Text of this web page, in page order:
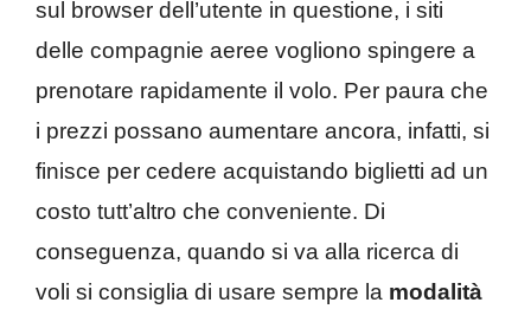
sul browser dell’utente in questione, i siti
delle compagnie aeree vogliono spingere a
prenotare rapidamente il volo. Per paura che
i prezzi possano aumentare ancora, infatti, si
finisce per cedere acquistando biglietti ad un
costo tutt’altro che conveniente. Di
conseguenza, quando si va alla ricerca di
voli si consiglia di usare sempre la modalità